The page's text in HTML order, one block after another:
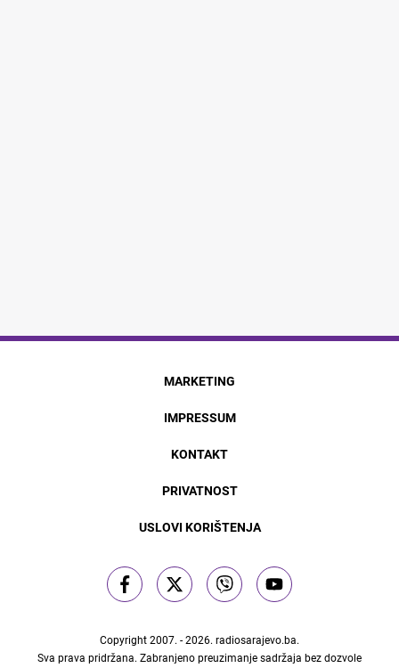
MARKETING
IMPRESSUM
KONTAKT
PRIVATNOST
USLOVI KORIŠTENJA
Copyright 2007. - 2026. radiosarajevo.ba.
Sva prava pridržana. Zabranjeno preuzimanje sadržaja bez dozvole